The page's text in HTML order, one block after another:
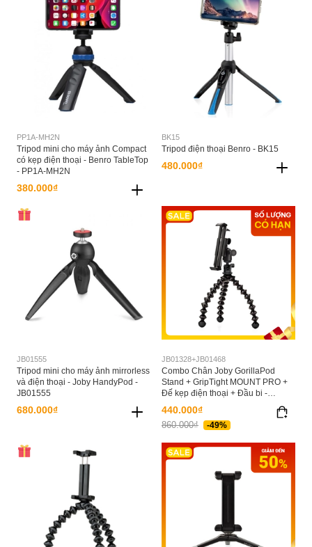
PP1A-MH2N
Tripod mini cho máy ảnh Compact
có kẹp điện thoại - Benro TableTop
- PP1A-MH2N
380.000₫
BK15
Tripod điện thoại Benro - BK15
480.000₫
JB01555
Tripod mini cho máy ảnh mirrorless
và điện thoại - Joby HandyPod -
JB01555
680.000₫
JB01328+JB01468
Combo Chân Joby GorillaPod
Stand + GripTight MOUNT PRO +
Đế kẹp điện thoại + Đầu bi -
440.000₫
860.000₫ -49%